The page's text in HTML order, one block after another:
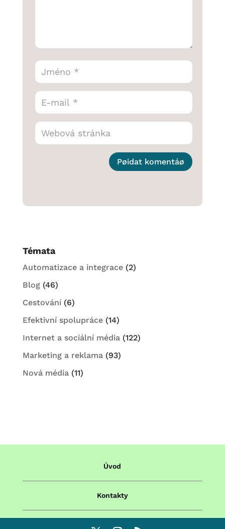
Pøidat komentáø
Témata
Automatizace a integrace(2)
Blog(46)
Cestování(6)
Efektivní spolupráce(14)
Internet a sociální média(122)
Marketing a reklama(93)
Nová média(11)
Úvod
Kontakty